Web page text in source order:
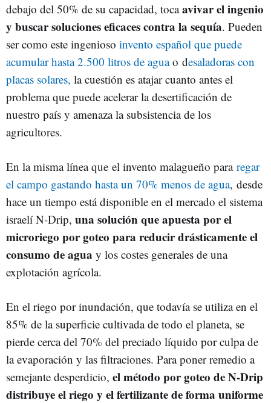
debajo del 50% de su capacidad, tocaavivar el ingenio
y buscar soluciones eficaces contra la sequía. Pueden
ser como este ingenioso invento español que puede
acumular hasta 2.500 litros de aguao desaladoras con
placas solares, la cuestión es atajar cuanto antes el
problema que puede acelerar la desertificación de
nuestro país y amenaza la subsistencia de los
agricultores.
En la misma línea que el invento malagueño para regar
el campo gastando hasta un 70% menos de agua, desde
hace un tiempo está disponible en el mercado el sistema
israelí N-Drip, una solución que apuesta por el
microriego por goteo para reducir drásticamente el
consumo de agua y los costes generales de una
explotación agrícola.
En el riego por inundación, que todavía se utiliza en el
85% de la superficie cultivada de todo el planeta, se
pierde cerca del 70% del preciado líquido por culpa de
la evaporación y las filtraciones. Para poner remedio a
semejante desperdicio, el método por goteo de N-Drip
distribuye el riego y el fertilizante de forma uniforme